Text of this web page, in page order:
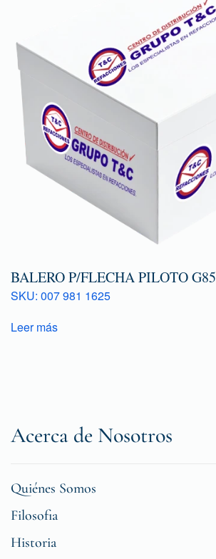
BALERO P/FLECHA PILOTO G85
SKU: 007 981 1625
Leer más
Acerca de Nosotros
Quiénes Somos
Filosofia
Historia